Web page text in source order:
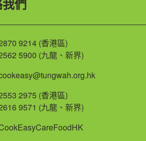
們
9214 (香港區)
5900 (九龍、新界)
2975 (香港區)
9571 (九龍、新界)